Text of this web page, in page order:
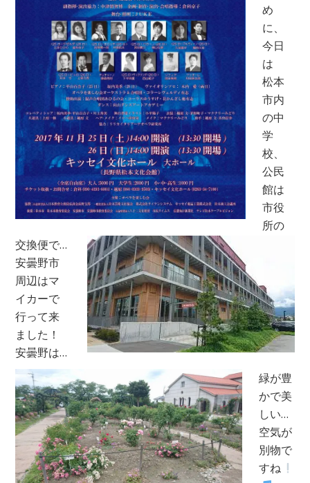
め
に、
今日
は
松本
市内
の中
学
校、
公民
館は
市役
所の
交換便で…
安曇野市
周辺はマ
イカーで
行って来
ました！
安曇野は…
緑が豊
かで美
しい…
空気が
別物で
すね